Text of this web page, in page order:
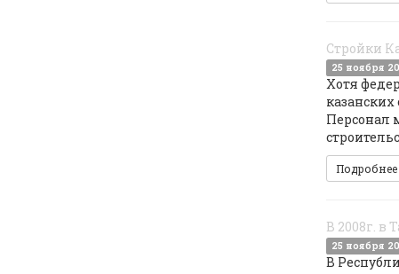
Стройки
25 ноября
Хотя
Персонал
Подробнее
В 2008г. в
25 ноября
В